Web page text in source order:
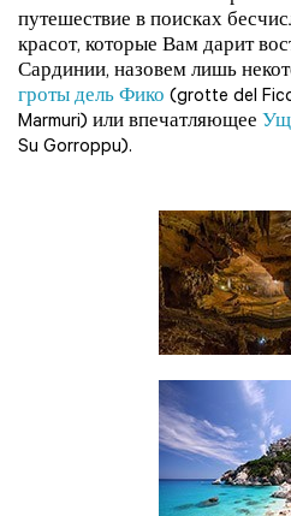
путешествие в поисках
красот, которые Вам дарит
Сардинии, назовем лишь
гроты дель Фико (grotte del
Marmuri) или впечатляющее
Su Gorroppu).